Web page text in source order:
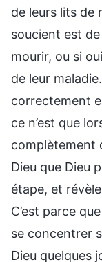
de leurs lits de
soucient est
mourir, ou si
de leur
correctement
ce n’est que
complètement
Dieu que Dieu
étape, et révèle
C’est parce
se concentrer
Dieu quelques